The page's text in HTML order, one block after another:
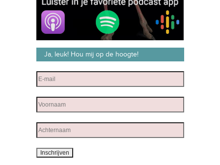
Ja, leuk! Hou mij op de hoogte!